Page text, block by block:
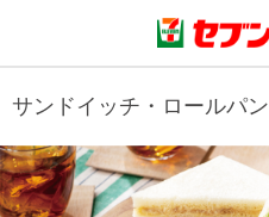
商品のご案内
商品のご案内トップ
セール・キャンペーン
サンドイッチ・ロールパン